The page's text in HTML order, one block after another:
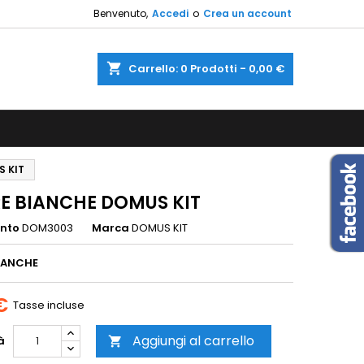
Benvenuto, Accedi o Crea un account
shopping_cart Carrello: 0 Prodotti - 0,00 €
KIT
BIANCHE DOMUS KIT
DOM3003 Marca DOMUS KIT
Tasse incluse
 Aggiungi al carrello